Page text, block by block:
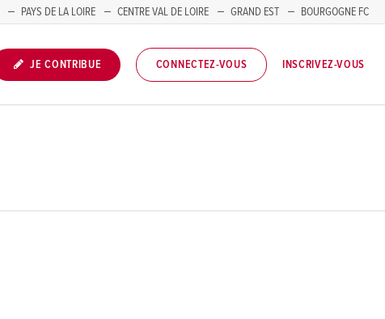
PAYS DE LA LOIRE CENTRE VAL DE LOIRE GRAND EST
BOURGOGNE FC
JE CONTRIBUE CONNECTEZ-VOUS INSCRIVEZ-VOUS